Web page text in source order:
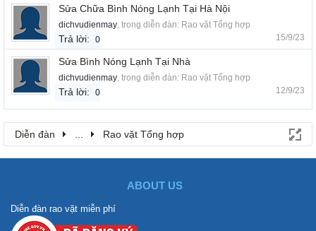
Sửa Chữa Bình Nóng Lạnh Tại Hà Nội
dichvudienmay, trong diễn đàn: Rao vặt Tổng hợp
Trả lời: 0 15/9/23
Sửa Bình Nóng Lạnh Tại Nhà
dichvudienmay, trong diễn đàn: Rao vặt Tổng hợp
Trả lời: 0 12/9/23
Diễn đàn ... Rao vặt Tổng hợp
ABOUT US
Diễn đàn rao vặt miễn phí